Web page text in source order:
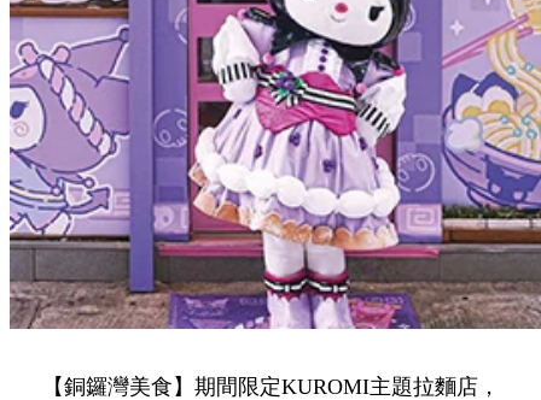
【銅鑼灣美食】期間限定KUROMI主題拉麵店，